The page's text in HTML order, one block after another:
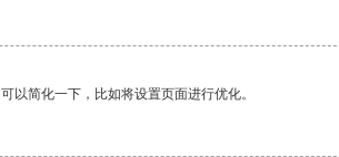
以简化一下，比如将设置页面进行优化。